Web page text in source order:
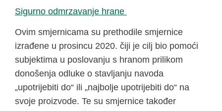
Sigurno odmrzavanje hrane
Ovim smjernicama su prethodile smjernice
izrađene u prosincu 2020. čiji je cilj bio pomoći
subjektima u poslovanju s hranom prilikom
donošenja odluke o stavljanju navoda
„upotrijebiti do“ ili „najbolje upotrijebiti do“ na
svoje proizvode. Te su smjernice također